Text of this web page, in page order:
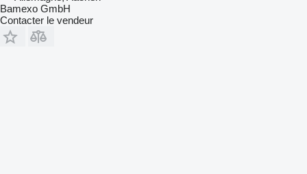
Bamexo GmbH
Contacter le vendeur